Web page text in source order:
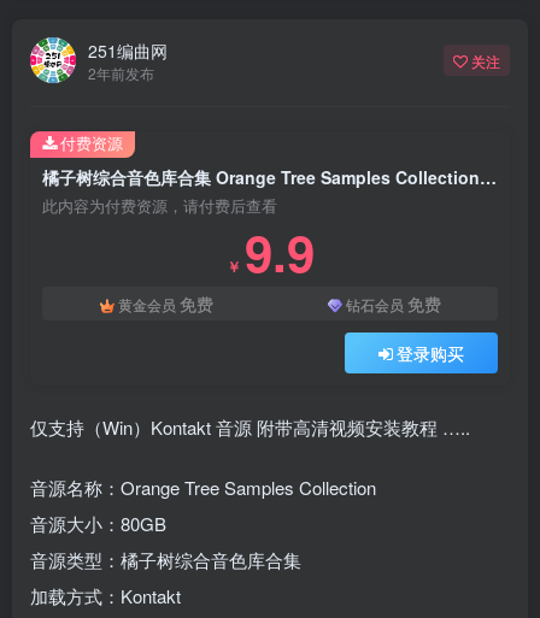
251编曲网
2年前发布
关注
橘子树综合音色库合集 Orange Tree Samples Collection Kontakt Win
此内容为付费资源，请付费后查看
￥ 9.9
黄金会员 免费 钻石会员 免费
登录购买
付费资源
仅支持（Win）Kontakt 音源 附带高清视频安装教程 …..
音源名称：Orange Tree Samples Collection
音源大小：80GB
音源类型：橘子树综合音色库合集
加载方式：Kontakt